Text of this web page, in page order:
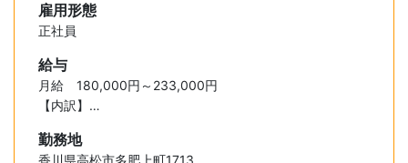
雇用形態
正社員
給与
月給 180,000円～233,000円
【内訳】
・特別手当 20,000円～ 30,000円
勤務地